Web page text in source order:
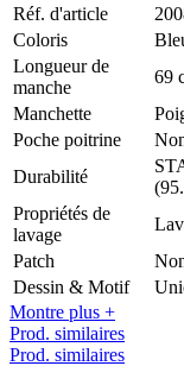
Réf. d'article
Coloris
Longueur de
manche
69
Manchette
Poche poitrine
Durabilité
Propriétés de
lavage
Patch
Dessin & Motif
Montre plus +
Prod. similaires
Prod. similaires